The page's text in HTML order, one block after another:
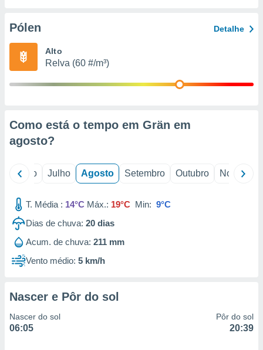
através
estudos
e
Pólen Detalhe
Alto
Relva (60 #/m³)
Como está o tempo em Grän em
agosto?
Junho Julho Agosto Setembro Outubro Novembro
T. Média : 14°C Máx.: 19°C Min: 9°C
Dias de chuva: 20 dias
Acum. de chuva: 211 mm
Vento médio: 5 km/h
Nascer e Pôr do sol
Nascer do sol
06:05
Pôr do sol
20:39